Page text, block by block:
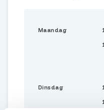
Maandag
Dinsdag